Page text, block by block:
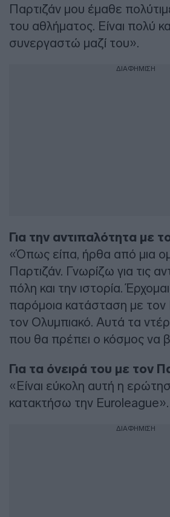
Παρτιζάν μου έμαθε
του αθλήματος. Είναι πολύ
συνεργαστώ μαζί του».
ΔΙΑΦΗΜΙΣΗ
Για την αντιπαλότητα με
«Όπως είπα, ήρθα από μια
Παρτιζάν. Γνωρίζω για τις
πόλη και την ιστορία.
παρόμοια κατάσταση με τον
τον Ολυμπιακό. Αυτά τα
που θα πρέπει ο κόσμος να
Για τα όνειρά του με τον
«Είναι εύκολη αυτή η
κατακτήσω την Euroleague».
ΔΙΑΦΗΜΙΣΗ